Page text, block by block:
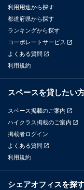
利用用途から探す
都道府県から探す
ランキングから探す
コーポレートサービス
よくある質問
利用規約
スペースを貸したい
スペース掲載のご案内
ハイクラス掲載のご案内
掲載者ログイン
よくある質問
利用規約
シェアオフィスを探